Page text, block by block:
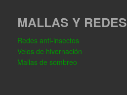
MALLAS Y REDES
Redes anti-insectos
Velos de hivernación
Mallas de sombreo